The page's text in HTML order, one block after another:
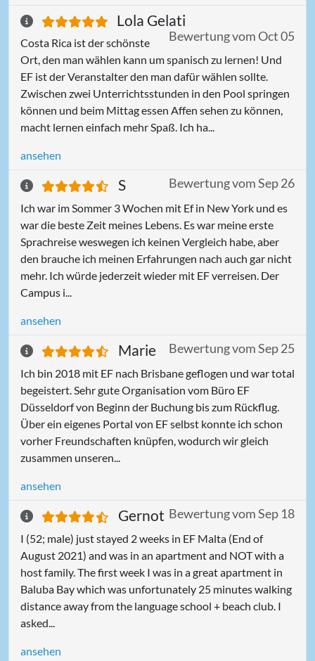
Lola Gelati
Bewertung vom Oct 05
Costa Rica ist der schönste
Ort, den man wählen kann um spanisch zu lernen! Und
EF ist der Veranstalter den man dafür wählen sollte.
Zwischen zwei Unterrichtsstunden in den Pool springen
können und beim Mittag essen Affen sehen zu können,
macht lernen einfach mehr Spaß. Ich ha...
ansehen
S Bewertung vom Sep 26
Ich war im Sommer 3 Wochen mit Ef in New York und es
war die beste Zeit meines Lebens. Es war meine erste
Sprachreise weswegen ich keinen Vergleich habe, aber
den brauche ich meinen Erfahrungen nach auch gar nicht
mehr. Ich würde jederzeit wieder mit EF verreisen. Der
Campus i...
ansehen
Marie Bewertung vom Sep 25
Ich bin 2018 mit EF nach Brisbane geflogen und war total
begeistert. Sehr gute Organisation vom Büro EF
Düsseldorf von Beginn der Buchung bis zum Rückflug.
Über ein eigenes Portal von EF selbst konnte ich schon
vorher Freundschaften knüpfen, wodurch wir gleich
zusammen unseren...
ansehen
Gernot Bewertung vom Sep 18
I (52; male) just stayed 2 weeks in EF Malta (End of
August 2021) and was in an apartment and NOT with a
host family. The first week I was in a great apartment in
Baluba Bay which was unfortunately 25 minutes walking
distance away from the language school + beach club. I
asked...
ansehen